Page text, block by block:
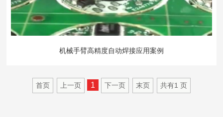
机械手臂高精度自动焊接应用案例
首页 上一页 1 下一页 末页 共有1 页